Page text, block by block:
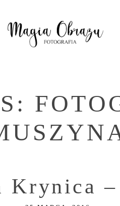
Krynica